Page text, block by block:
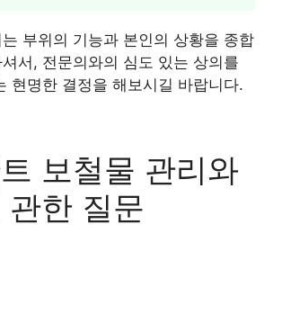
부위의 기능과 본인의 상황을 종합
서, 전문의와의 심도 있는 상의를
현명한 결정을 해보시길 바랍니다.
보철물 관리와
관한 질문